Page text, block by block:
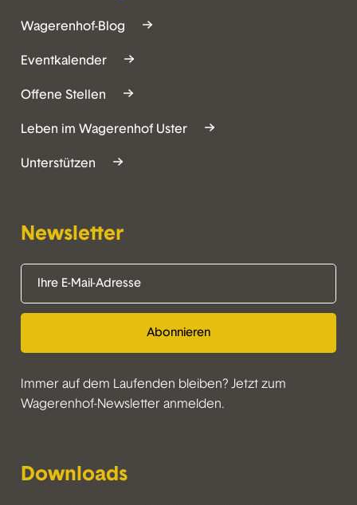
Wagerenhof-Blog
Eventkalender
Offene Stellen
Leben im Wagerenhof Uster
Unterstützen
Newsletter
Abonnieren
Immer auf dem Laufenden bleiben? Jetzt zum
Wagerenhof-Newsletter anmelden.
Downloads